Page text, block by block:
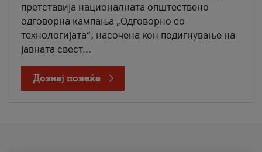
претставија националната општествено
одговорна кампања „Одговорно со
технологијата“, насочена кон подигнување на
јавната свест...
Дознај повеќе